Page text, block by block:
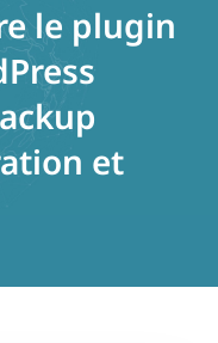
le plugin
et